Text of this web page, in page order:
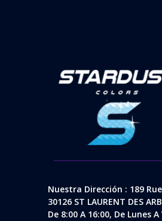
Nuestra Dirección : 189
30126 ST LAURENT DES
De 8:00 A 16:00, De Lunes